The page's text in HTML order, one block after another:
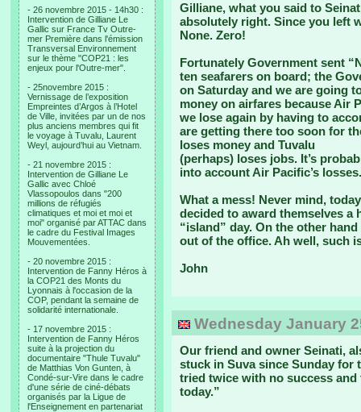
- 26 novembre 2015 - 14h30 :
Intervention de Gilliane Le
Gallic sur France Tv Outre-
mer Première dans l'émission
Transversal Environnement
sur le thème "COP21 : les
enjeux pour l'Outre-mer".
- 25novembre 2015 :
Vernissage de l’exposition
Empreintes d’Argos à l’Hotel
de Ville, invitées par un de nos
plus anciens membres qui fit
le voyage à Tuvalu, Laurent
Weyl, aujourd’hui au Vietnam.
- 21 novembre 2015 :
Intervention de Gilliane Le
Gallic avec Chloé
Vlassopoulos dans "200
millions de réfugiés
climatiques et moi et moi et
moi" organisé par ATTAC dans
le cadre du Festival Images
Mouvementées.
- 20 novembre 2015 :
Intervention de Fanny Héros à
la COP21 des Monts du
Lyonnais à l'occasion de la
COP, pendant la semaine de
solidarité internationale.
- 17 novembre 2015 :
Intervention de Fanny Héros
suite à la projection du
documentaire "Thule Tuvalu"
de Matthias Von Gunten, à
Condé-sur-Vire dans le cadre
d'une série de ciné-débats
organisés par la Ligue de
l'Enseignement en partenariat
Gilliane, what you said to
absolutely right. Since you left
None. Zero!
Fortunately Government sent
ten seafarers on board; the
on Saturday and we are going
money on airfares because Air
we lose again by having to
are getting there too soon for
loses money and Tuvalu
(perhaps) loses jobs. It’s
into account Air Pacific’s losses.
What a mess! Never mind,
decided to award themselves a
“island” day. On the other
out of the office. Ah well, such
John
Wednesday January
Our friend and owner Seinati,
stuck in Suva since Sunday for
tried twice with no success
today.”